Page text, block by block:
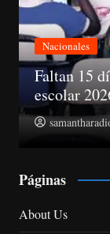
Nacionales
Páginas
About Us